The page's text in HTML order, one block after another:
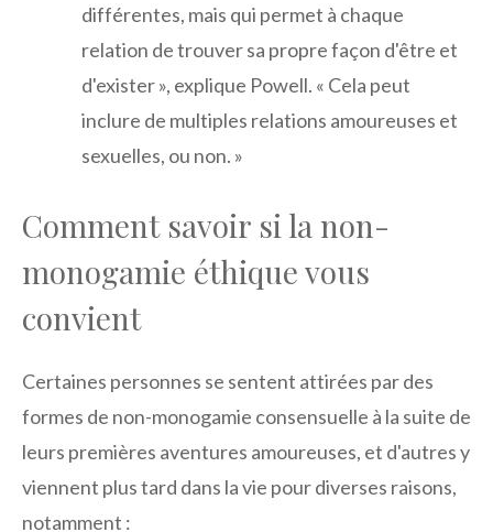
différentes, mais qui permet à chaque
relation de trouver sa propre façon d'être et
d'exister », explique Powell. « Cela peut
inclure de multiples relations amoureuses et
sexuelles, ou non. »
Comment savoir si la non-
monogamie éthique vous
convient
Certaines personnes se sentent attirées par des
formes de non-monogamie consensuelle à la suite de
leurs premières aventures amoureuses, et d'autres y
viennent plus tard dans la vie pour diverses raisons,
notamment :